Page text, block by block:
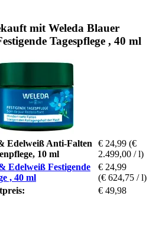
mit Weleda Blauer
Tagespflege , 40 ml
Edelweiß Anti-Falten
10 ml
€ 24,99 (€
2.499,00 / l)
Edelweiß Festigende
, 40 ml
€ 24,99
(€ 624,75 / l)
€ 49,98